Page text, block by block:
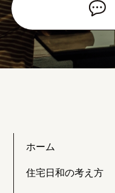
ホーム
住宅日和の考え方